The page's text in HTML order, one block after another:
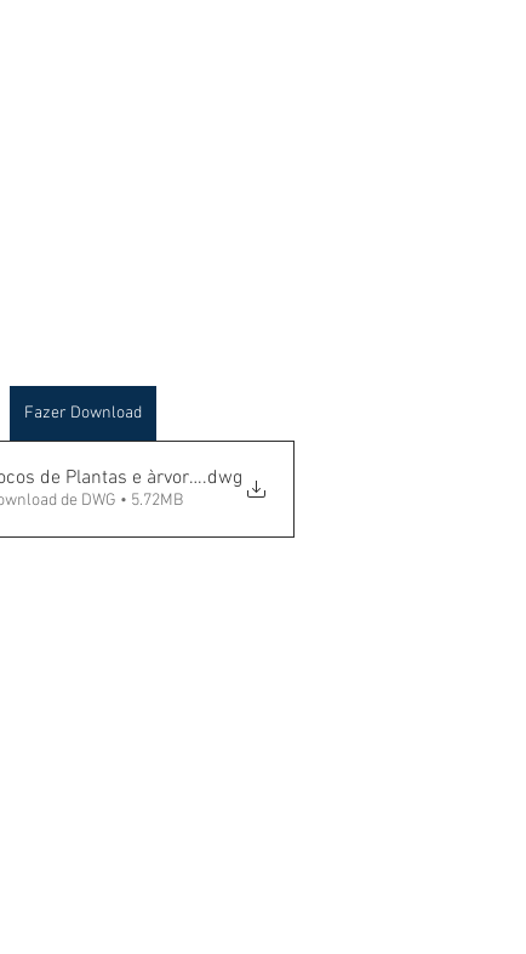
Fazer Download
de Plantas e àrvores.dwg
de DWG • 5.72MB